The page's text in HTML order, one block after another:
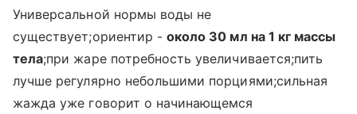
Универсальной нормы воды не
существует;ориентир -около 30 мл на 1 кг массы
тела;при жаре потребность увеличивается;пить
лучше регулярно небольшими порциями;сильная
жажда уже говорит о начинающемся